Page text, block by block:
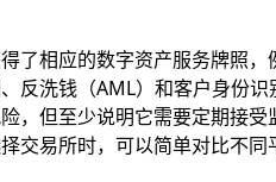
了相应的数字资产服务牌照
反洗钱（AML）和客户身份
，但至少说明它需要定期接
交易所时，可以简单对比不